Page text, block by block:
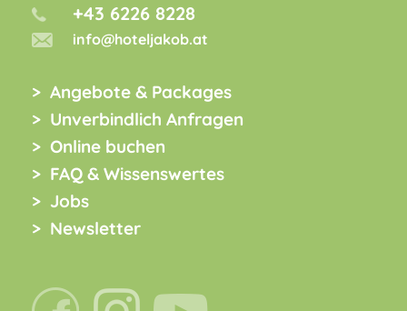
+43 6226 8228
info@hoteljakob.at
Angebote & Packages
Unverbindlich Anfragen
Online buchen
FAQ & Wissenswertes
Jobs
Newsletter